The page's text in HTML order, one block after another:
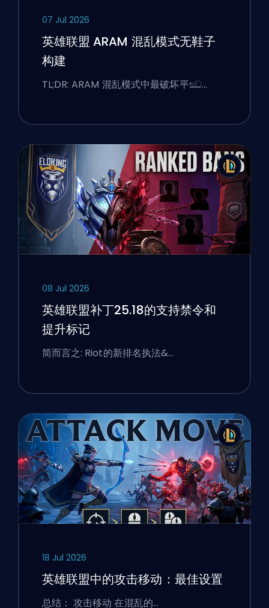
07 Jul 2026
英雄联盟 ARAM 混乱模式无鞋子
构建
TL;DR: ARAM 混乱模式中最破坏平ඣ…
08 Jul 2026
英雄联盟补丁25.18的支持禁令和
提升标记
简而言之: Riot的新排名执法&…
18 Jul 2026
英雄联盟中的攻击移动：最佳设置
总结： 攻击移动 在混乱的…